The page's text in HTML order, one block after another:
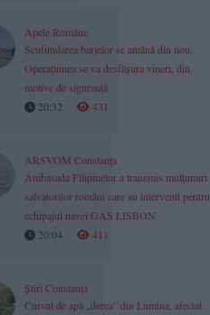
Apele Române
Scufundarea barjelor se amână din nou.
Operațiunea se va desfășura vineri, din
motive de siguranță
20:32
431
ARSVOM Constanța
Ambasada Filipinelor a transmis mulțumiri
salvatorilor români care au intervenit pentru
echipajul navei GAS LISBON
20:04
411
Știri Constanța
Cursul de apă „derea” din Lumina, afectat